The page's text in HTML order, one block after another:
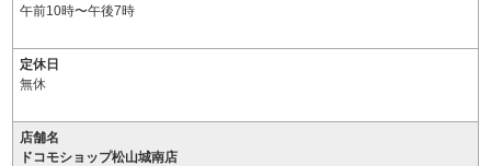
午前10時〜午後7時
定休日
無休
店舗名
ドコモショップ松山城南店